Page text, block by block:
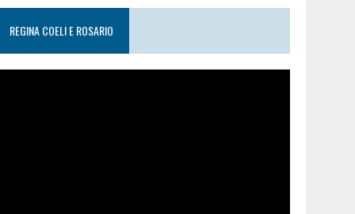
REGINA COELI E ROSARIO